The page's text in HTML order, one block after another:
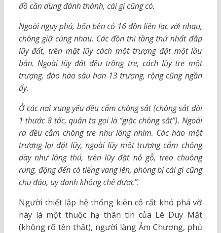
đồ cần dùng đánh thành, cái gì cũng có.
Ngoài ngụy phủ, bốn bên có 16 đồn liên lạc với nhau,
chông giữ cùng nhau. Các đồn thì tầng thứ nhất đắp
lũy đất, trên mặt lũy cách một trượng đặt một lầu
bắn. Ngoài lũy đất đều trồng tre, cách lũy tre một
trượng, đào hào sâu hơn 13 trượng, rộng cũng ngần
ấy.
Ở các nơi xung yếu đều cắm chông sắt (chông sắt dài
1 thước 8 tấc, quân ta gọi là “giặc chông sắt”). Ngoài
ra đều cắm chông tre như lông nhím. Các hào một
trượng lại đặt lũy, ngoài lũy một trượng cắm chông
dày như lông thú, trên lũy đặt nỏ gỗ, treo chuông
rung, động đến có tiếng vang lên, phòng bị cái gì cũng
chu đáo, uy danh không chê được”.
Người thiết lập hệ thống kiên cố rất khó phá vỡ
này là một thuộc hạ thân tín của Lê Duy Mật
(không rõ tên thật), người làng Ảm Chương, phủ